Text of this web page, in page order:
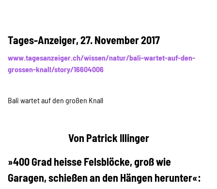
Tages-Anzeiger, 27. November 2017
www.tagesanzeiger.ch/wissen/natur/bali-wartet-auf-den-
grossen-knall/story/16604006
Bali wartet auf den großen Knall
Von Patrick Illinger
»400 Grad heisse Felsblöcke, groß wie
Garagen, schießen an den Hängen herunter«: